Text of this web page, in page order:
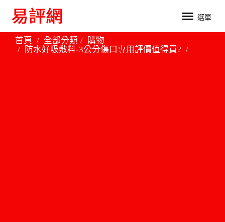
選單
首頁 全部分類
購物
防水好吸敷料-3公分傷口專用評價值得買?